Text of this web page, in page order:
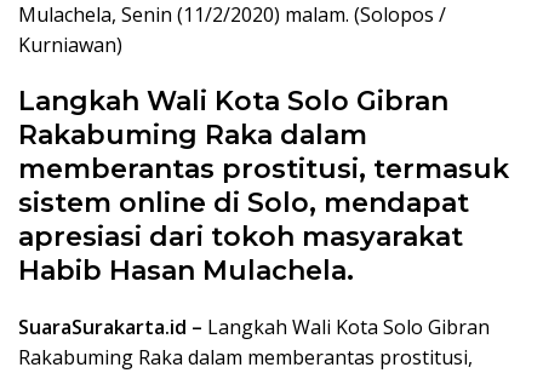
Mulachela, Senin (11/2/2020) malam. (Solopos /
Kurniawan)
Langkah Wali Kota Solo Gibran
Rakabuming Raka dalam
memberantas prostitusi, termasuk
sistem online di Solo, mendapat
apresiasi dari tokoh masyarakat
Habib Hasan Mulachela.
SuaraSurakarta.id – Langkah Wali Kota Solo Gibran
Rakabuming Raka dalam memberantas prostitusi,